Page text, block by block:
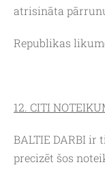
atrisināta
Republikas
12. CITI
BALTIE DARBI ir
precizēt šos